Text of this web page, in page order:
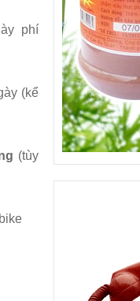
phí
(kể
(tùy